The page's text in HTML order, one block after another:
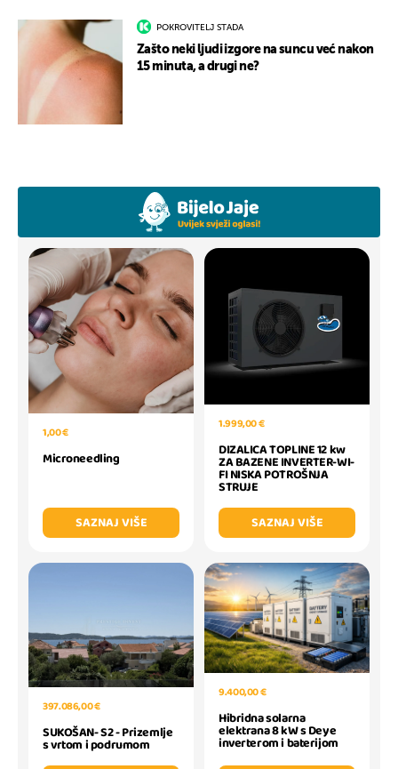
POKROVITELJ STADA
Zašto neki ljudi izgore na suncu već nakon
15 minuta, a drugi ne?
1,00 €
Microneedling
SAZNAJ VIŠE
1.999,00 €
DIZALICA TOPLINE 12 kw
ZA BAZENE INVERTER-WI-
FI NISKA POTROŠNJA
STRUJE
SAZNAJ VIŠE
397.086,00 €
SUKOŠAN- S2 - Prizemlje
s vrtom i podrumom
9.400,00 €
Hibridna solarna
elektrana 8 kW s Deye
inverterom i baterijom